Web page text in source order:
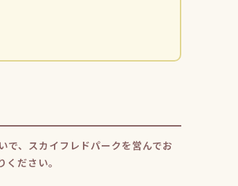
で、スカイフレドパークを営んでお
ださい。